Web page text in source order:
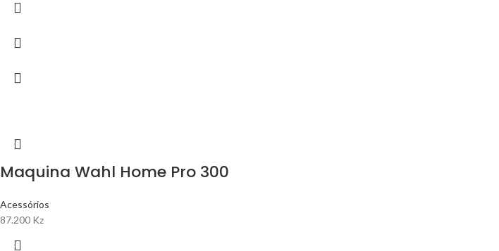
Maquina Wahl Home Pro 300
Acessórios
87.200 Kz